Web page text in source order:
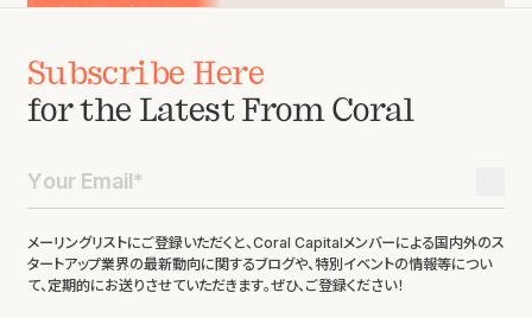
Subscribe Here
for the Latest From Coral
メーリングリストにご登録いただくと、Coral Capitalメンバーによる国内外のス
タートアップ業界の最新動向に関するブログや、特別イベントの情報等につい
て、定期的にお送りさせていただきます。ぜひ、ご登録ください！